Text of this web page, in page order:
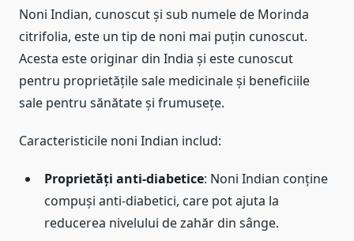
Noni Indian, cunoscut și sub numele de Morinda
citrifolia, este un tip de noni mai puțin cunoscut.
Acesta este originar din India și este cunoscut
pentru proprietățile sale medicinale și beneficiile
sale pentru sănătate și frumusețe.
Caracteristicile noni Indian includ:
Proprietăți anti-diabetice: Noni Indian conține
compuși anti-diabetici, care pot ajuta la
reducerea nivelului de zahăr din sânge.